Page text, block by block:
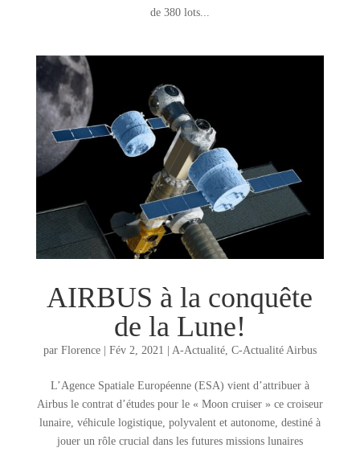
de 380 lots...
AIRBUS à la conquête
de la Lune!
par Florence| Fév 2, 2021 A-Actualité, C-Actualité Airbus
L’Agence Spatiale Européenne (ESA) vient d’attribuer à
Airbus le contrat d’études pour le « Moon cruiser » ce croiseur
lunaire, véhicule logistique, polyvalent et autonome, destiné à
jouer un rôle crucial dans les futures missions lunaires